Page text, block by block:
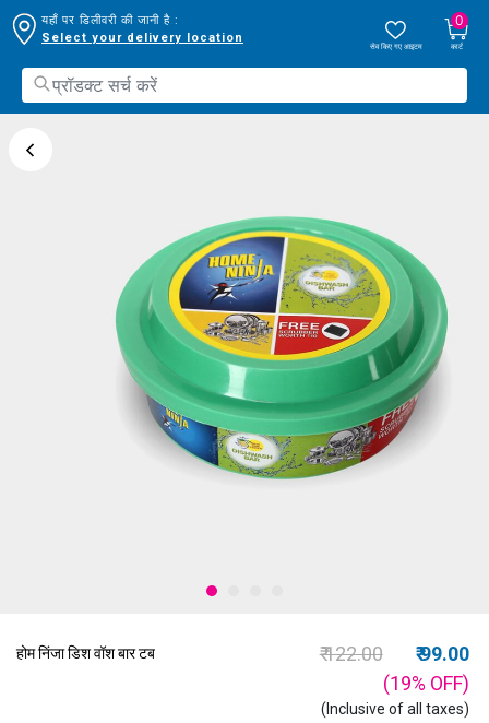
यहाँ पर डिलीवरी की जानी है :
Select your delivery location
सेव किए गए आइटम
0
कार्ट
होम निंजा डिश वॉश बार टब Price reduced from
₹ 122.00to
₹ 99.00
(19% OFF)
(Inclusive of all taxes)